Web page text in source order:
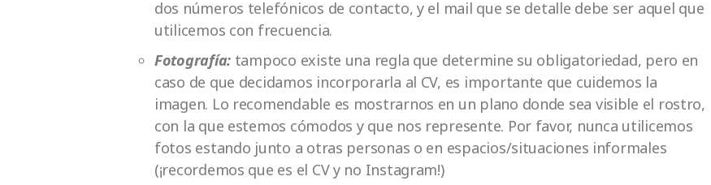
dos números telefónicos de contacto, y el mail que se detalle debe ser aquel que
utilicemos con frecuencia.
Fotografía: tampoco existe una regla que determine su obligatoriedad, pero en
caso de que decidamos incorporarla al CV, es importante que cuidemos la
imagen. Lo recomendable es mostrarnos en un plano donde sea visible el rostro,
con la que estemos cómodos y que nos represente. Por favor, nunca utilicemos
fotos estando junto a otras personas o en espacios/situaciones informales
(¡recordemos que es el CV y no Instagram!)